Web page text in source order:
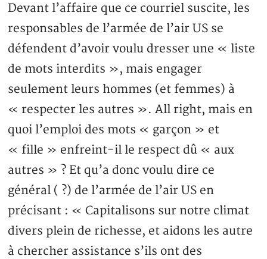
Devant l’affaire que ce courriel suscite, les
responsables de l’armée de l’air US se
défendent d’avoir voulu dresser une « liste
de mots interdits », mais engager
seulement leurs hommes (et femmes) à
« respecter les autres ». All right, mais en
quoi l’emploi des mots « garçon » et
« fille » enfreint-il le respect dû « aux
autres » ? Et qu’a donc voulu dire ce
général ( ?) de l’armée de l’air US en
précisant : « Capitalisons sur notre climat
divers plein de richesse, et aidons les autre
à chercher assistance s’ils ont des